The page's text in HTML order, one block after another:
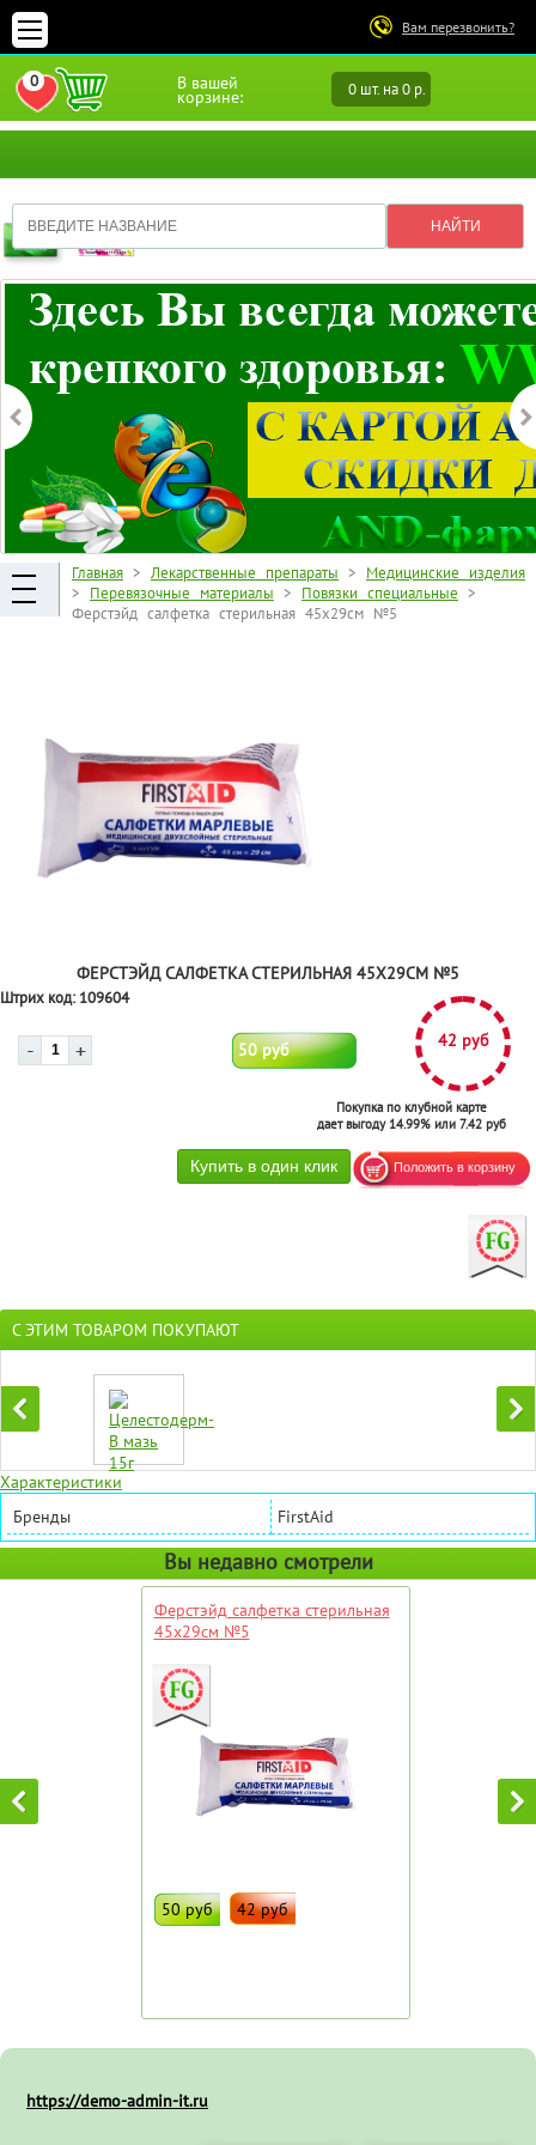
Вам перезвонить?
В вашей
корзине: 0 шт. на 0 р.
0
ПЕРЕЙТИ В ИЗБРАННОЕ
Главная > Лекарственные препараты > Медицинские изделия
> Перевязочные материалы > Повязки специальные >
Ферстэйд салфетка стерильная 45х29см №5
ФЕРСТЭЙД САЛФЕТКА СТЕРИЛЬНАЯ 45Х29СМ №5
Штрих код:109604
50 руб 42 руб
Покупка по клубной карте
дает выгоду 14.99% или 7.42 руб
С ЭТИМ ТОВАРОМ ПОКУПАЮТ
Характеристики
Бренды
FirstAid
Вы недавно смотрели
Ферстэйд салфетка стерильная
45х29см №5
50 руб 42 руб
https://demo-admin-it.ru